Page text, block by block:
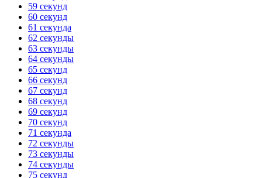
59 секунд
60 секунд
61 секунда
62 секунды
63 секунды
64 секунды
65 секунд
66 секунд
67 секунд
68 секунд
69 секунд
70 секунд
71 секунда
72 секунды
73 секунды
74 секунды
75 секунд